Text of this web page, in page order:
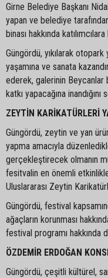
Girne Belediye Başkanı
yapan ve belediye
binası hakkında
Güngördü, yıkılarak otopark
yaşamına ve sanata
ederek, galerinin
katkı yapacağına inandığını
ZEYTİN KARİKATÜRLERİ
Güngördü, zeytin ve yan
yapma amacıyla
gerçekleştirecek olmanın
fesitvalin en önemli
Uluslararası Zeytin
Güngördü, festival
ağaçların korunması
festival programı hakkında
ÖZDEMİR ERDOĞAN
Güngördü, çeşitli kültürel,